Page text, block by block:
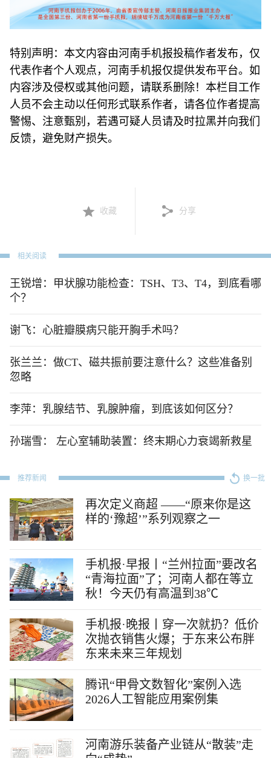
特别声明：本文内容由河南手机报投稿作者发布，仅
代表作者个人观点，河南手机报仅提供发布平台。如
内容涉及侵权或其他问题，请联系删除！本栏目工作
人员不会主动以任何形式联系作者，请各位作者提高
警惕、注意甄别，若遇可疑人员请及时拉黑并向我们
反馈，避免财产损失。
收藏 分享
相关阅读
王锐增：甲状腺功能检查：TSH、T3、T4，到底看哪
个？
谢飞：心脏瓣膜病只能开胸手术吗？
张兰兰：做CT、磁共振前要注意什么？这些准备别
忽略
李萍：乳腺结节、乳腺肿瘤，到底该如何区分？
孙瑞雪： 左心室辅助装置：终末期心力衰竭新救星
推荐新闻 换一批
再次定义商超 ——“原来你是这
样的‘豫超’”系列观察之一
手机报·早报丨“兰州拉面”要改名
“青海拉面”了；河南人都在等立
秋！今天仍有高温到38℃
手机报·晚报丨穿一次就扔？低价
次抛衣销售火爆；于东来公布胖
东来未来三年规划
腾讯“甲骨文数智化”案例入选
2026人工智能应用案例集
河南游乐装备产业链从“散装”走